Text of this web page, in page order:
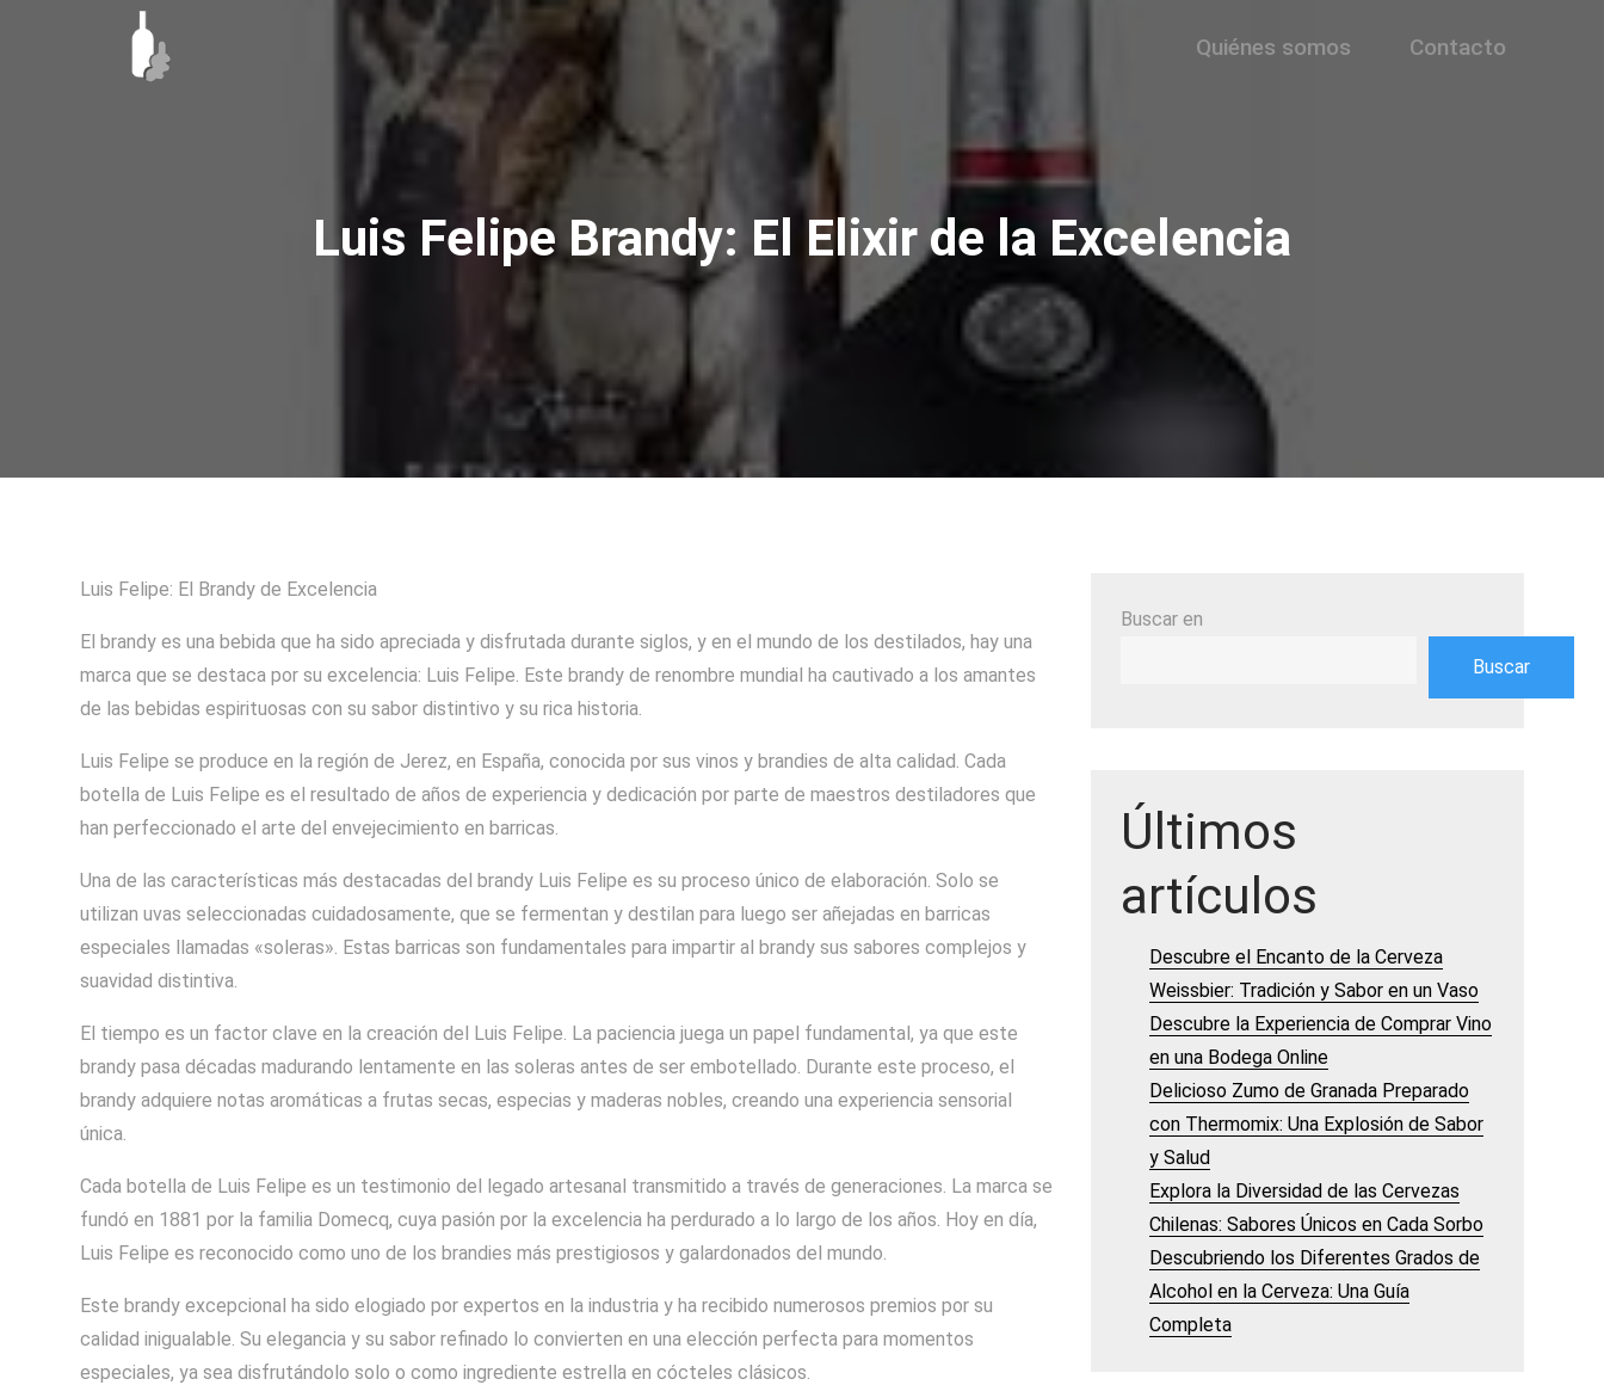
Quiénes somos Contacto
Luis Felipe Brandy: El Elixir de la Excelencia
Luis Felipe: El Brandy de Excelencia
El brandy es una bebida que ha sido apreciada y disfrutada durante siglos, y en el mundo de los destilados, hay una
marca que se destaca por su excelencia: Luis Felipe. Este brandy de renombre mundial ha cautivado a los amantes
de las bebidas espirituosas con su sabor distintivo y su rica historia.
Luis Felipe se produce en la región de Jerez, en España, conocida por sus vinos y brandies de alta calidad. Cada
botella de Luis Felipe es el resultado de años de experiencia y dedicación por parte de maestros destiladores que
han perfeccionado el arte del envejecimiento en barricas.
Una de las características más destacadas del brandy Luis Felipe es su proceso único de elaboración. Solo se
utilizan uvas seleccionadas cuidadosamente, que se fermentan y destilan para luego ser añejadas en barricas
especiales llamadas «soleras». Estas barricas son fundamentales para impartir al brandy sus sabores complejos y
suavidad distintiva.
El tiempo es un factor clave en la creación del Luis Felipe. La paciencia juega un papel fundamental, ya que este
brandy pasa décadas madurando lentamente en las soleras antes de ser embotellado. Durante este proceso, el
brandy adquiere notas aromáticas a frutas secas, especias y maderas nobles, creando una experiencia sensorial
única.
Cada botella de Luis Felipe es un testimonio del legado artesanal transmitido a través de generaciones. La marca se
fundó en 1881 por la familia Domecq, cuya pasión por la excelencia ha perdurado a lo largo de los años. Hoy en día,
Luis Felipe es reconocido como uno de los brandies más prestigiosos y galardonados del mundo.
Este brandy excepcional ha sido elogiado por expertos en la industria y ha recibido numerosos premios por su
calidad inigualable. Su elegancia y su sabor refinado lo convierten en una elección perfecta para momentos
especiales, ya sea disfrutándolo solo o como ingrediente estrella en cócteles clásicos.
Buscar en
Buscar
Últimos
artículos
Descubre el Encanto de la Cerveza
Weissbier: Tradición y Sabor en un Vaso
Descubre la Experiencia de Comprar Vino
en una Bodega Online
Delicioso Zumo de Granada Preparado
con Thermomix: Una Explosión de Sabor
y Salud
Explora la Diversidad de las Cervezas
Chilenas: Sabores Únicos en Cada Sorbo
Descubriendo los Diferentes Grados de
Alcohol en la Cerveza: Una Guía
Completa